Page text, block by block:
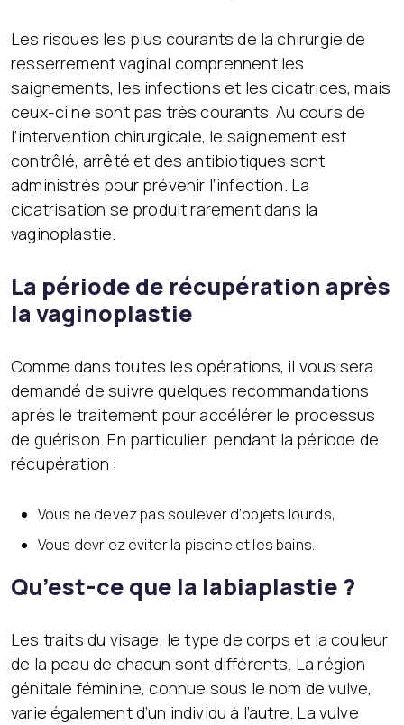
Les risques les plus courants de la chirurgie de
resserrement vaginal comprennent les
saignements, les infections et les cicatrices, mais
ceux-ci ne sont pas très courants. Au cours de
l’intervention chirurgicale, le saignement est
contrôlé, arrêté et des antibiotiques sont
administrés pour prévenir l’infection. La
cicatrisation se produit rarement dans la
vaginoplastie.
La période de récupération après
la vaginoplastie
Comme dans toutes les opérations, il vous sera
demandé de suivre quelques recommandations
après le traitement pour accélérer le processus
de guérison. En particulier, pendant la période de
récupération :
Vous ne devez pas soulever d’objets lourds,
Vous devriez éviter la piscine et les bains.
Qu’est-ce que la labiaplastie ?
Les traits du visage, le type de corps et la couleur
de la peau de chacun sont différents. La région
génitale féminine, connue sous le nom de vulve,
varie également d’un individu à l’autre. La vulve